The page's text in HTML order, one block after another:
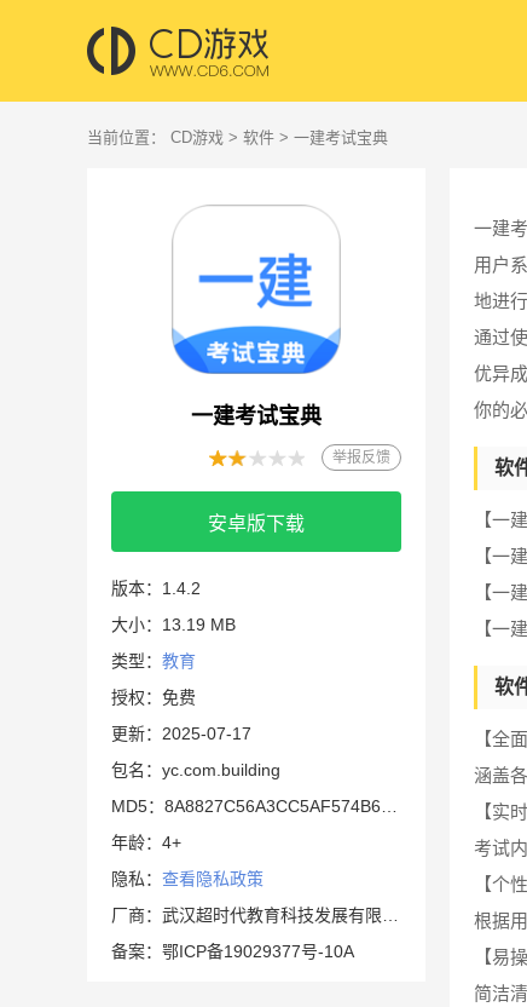
当前位置： CD游戏 > 软件 > 一建考试宝典
一建考试宝典
举报反馈
安卓版下载
版本：1.4.2
大小：13.19 MB
类型： 教育
授权：免费
更新：2025-07-17
包名：yc.com.building
年龄：4+
隐私： 查看隐私政策
备案：鄂ICP备19029377号-10A
一建
用户
地进
通过
优异
你的
软
【一
【一
【一
【一
软
【全
涵盖
【实
考试
【个
根据
【易
简洁